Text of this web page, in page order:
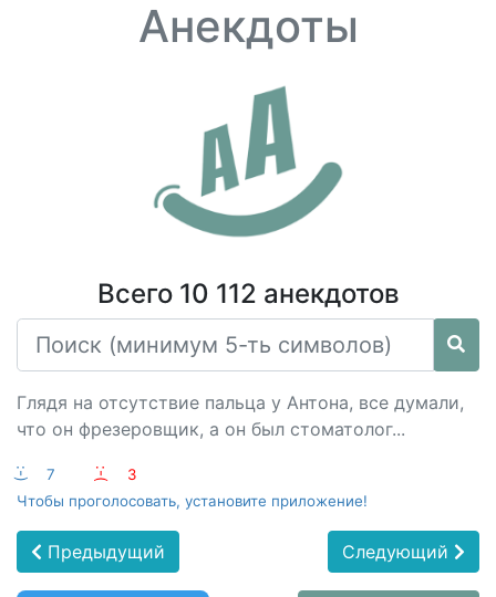
Анекдоты
Всего 10 112 анекдотов
Глядя на отсутствие пальца у Антона, все думали,
что он фрезеровщик, а он был стоматолог...
:-) 7 :-(
3
Чтобы проголосовать, установите приложение!
Предыдущий Следующий